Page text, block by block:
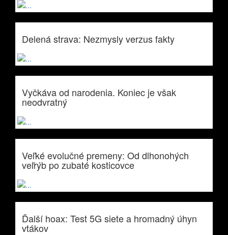
Delená strava: Nezmysly verzus fakty
Vyčkáva od narodenia. Koniec je však
neodvratný
Veľké evolučné premeny: Od dlhonohých
veľrýb po zubaté kosticovce
Ďalší hoax: Test 5G siete a hromadný úhyn
vtákov